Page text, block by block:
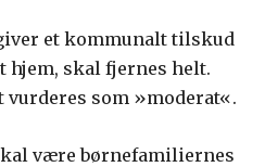
et kommunalt tilskud
skal fjernes helt.
som »moderat«.
være børnefamiliernes